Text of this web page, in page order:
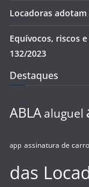
Locadoras
Equívocos, riscos
132/2023
Destaques
ABLA aluguel
app assinatura de carro
das